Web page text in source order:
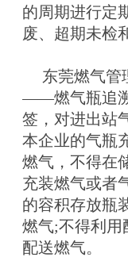
的周期进行定
废、超期未检
东莞燃气管
——燃气瓶追溯
签，对进出站
本企业的气瓶
燃气，不得在
充装燃气或者
的容积存放瓶
燃气;不得利用
配送燃气。